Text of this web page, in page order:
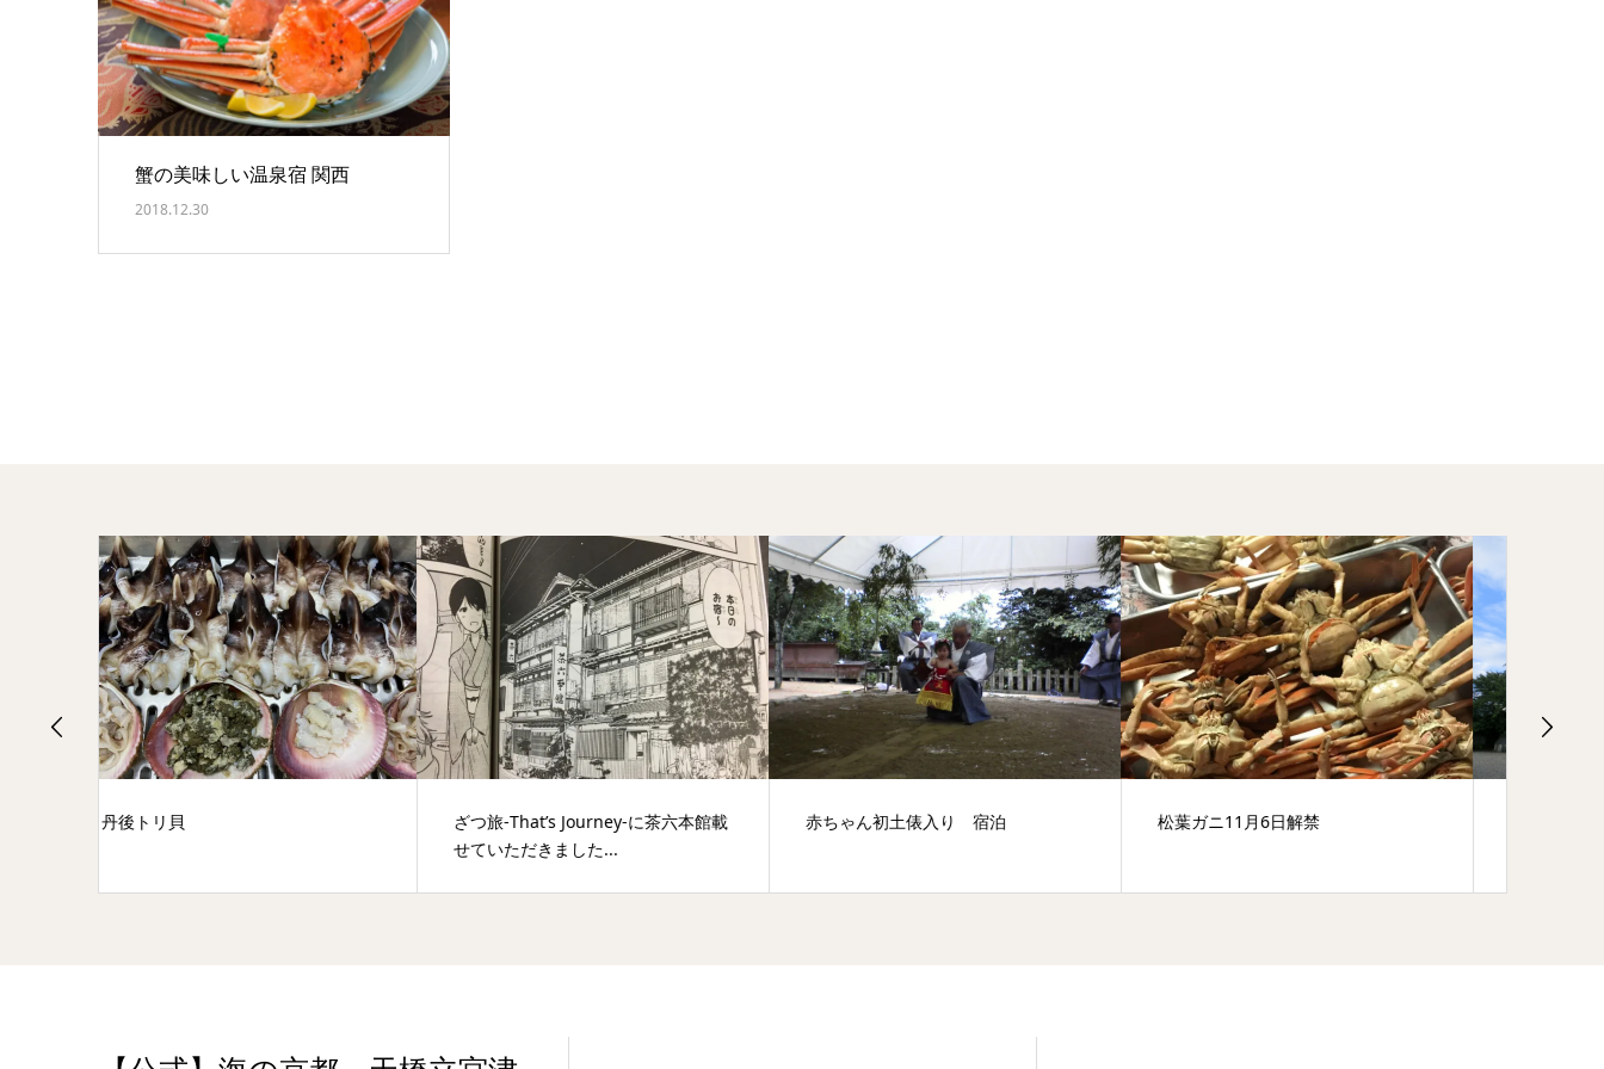
蟹の美味しい温泉宿 関西
2018.12.30
ざつ旅-That’s Journey-に茶六本館載
赤ちゃん初土俵入り 宿泊 松葉ガニ11月6日解禁
大河ドラマ「麒麟がくる」宮津市推